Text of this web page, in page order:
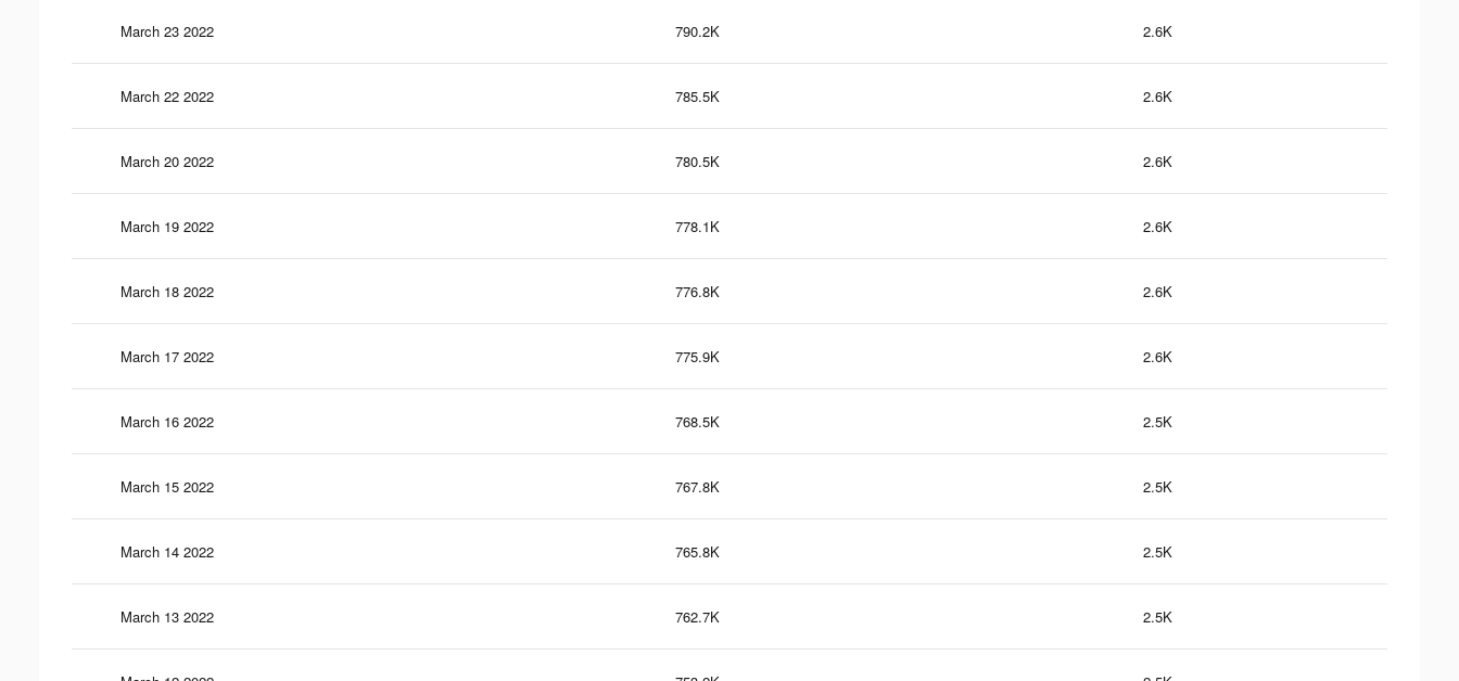
March 23 2022 790.2K 2.6K
March 22 2022 785.5K 2.6K
March 20 2022 780.5K 2.6K
March 19 2022 778.1K 2.6K
March 18 2022 776.8K 2.6K
March 17 2022 775.9K 2.6K
March 16 2022 768.5K 2.5K
March 15 2022 767.8K 2.5K
March 14 2022 765.8K 2.5K
March 13 2022 762.7K 2.5K